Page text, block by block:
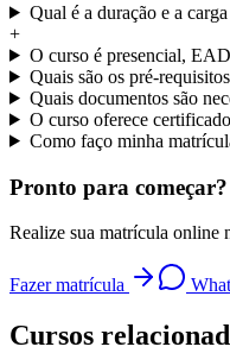
Qual é a duração e a
+
O curso é presencial,
Quais são os pré-
Quais documentos são
O curso oferece
Como faço minha
Pronto para começar?
Realize sua matrícula online
Fazer matrícula
Cursos